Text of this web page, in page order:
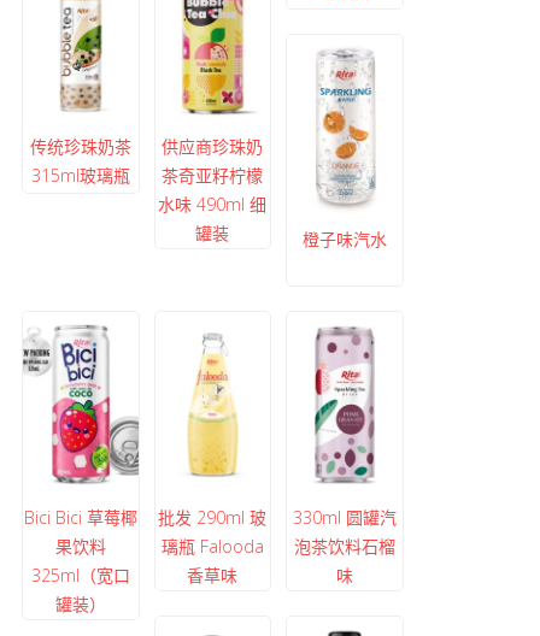
传统珍珠奶茶
315ml玻璃瓶
供应商珍珠奶
茶奇亚籽柠檬
水味 490ml 细
罐装
橙子味汽水
Bici Bici 草莓椰
果饮料
325ml（宽口
罐装）
批发 290ml 玻
璃瓶 Falooda
香草味
330ml 圆罐汽
泡茶饮料石榴
味